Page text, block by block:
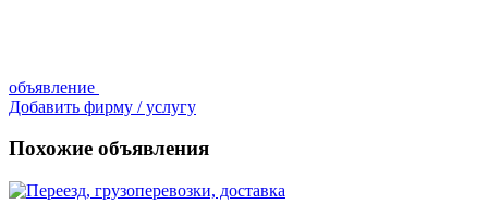
объявление
Добавить фирму / услугу
Похожие объявления